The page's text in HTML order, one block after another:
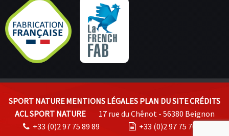
SPORT NATUREMENTIONS LÉGALES PLAN DU SITECRÉDITS
ACL SPORT NATURE
17 rue du Chênot - 56380 Beignon
+33 (0)2 97 75 89 89
+33 (0)2 97 75 70 74